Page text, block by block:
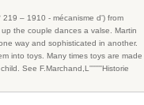
219 – 1910 - mécanisme d') from
the couple dances a valse. Martin
way and sophisticated in another.
into toys. Many times toys are made
See F.Marchand,L''''''''Historie